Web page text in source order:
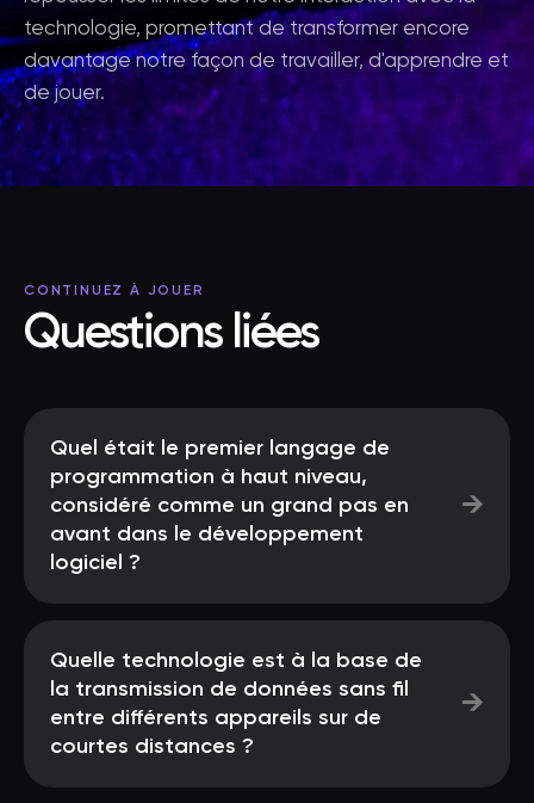
technologie, promettant de transformer encore
davantage notre façon de travailler, d'apprendre et
de jouer.
CONTINUEZ À JOUER
Questions liées
Quel était le premier langage de
programmation à haut niveau,
considéré comme un grand pas en
avant dans le développement
logiciel ?
→
Quelle technologie est à la base de
la transmission de données sans fil
entre différents appareils sur de
courtes distances ?
→